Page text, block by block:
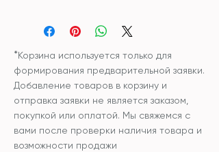
внутренней подушки:
гипоаллергенный
наполнитель
Уход: рекомендована
химчистка изделия
цену изделия
*Корзина используется только для
формирования предварительной заявки.
Добавление товаров в корзину и
отправка заявки не является заказом,
покупкой или оплатой. Мы свяжемся с
вами после проверки наличия товара и
возможности продажи